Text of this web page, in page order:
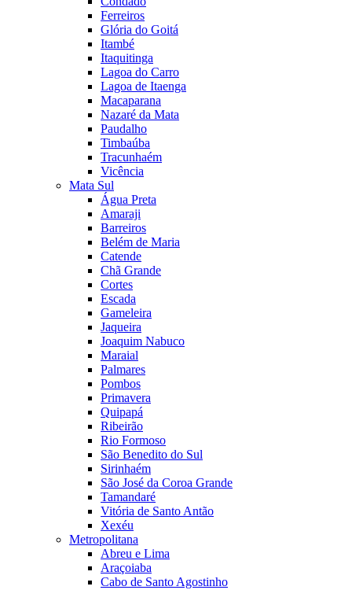
Ferreiros
Glória do Goitá
Itambé
Itaquitinga
Lagoa do Carro
Lagoa de Itaenga
Macaparana
Nazaré da Mata
Paudalho
Timbaúba
Tracunhaém
Vicência
Mata Sul
Água Preta
Amaraji
Barreiros
Belém de Maria
Catende
Chã Grande
Cortes
Escada
Gameleira
Jaqueira
Joaquim Nabuco
Maraial
Palmares
Pombos
Primavera
Quipapá
Ribeirão
Rio Formoso
São Benedito do Sul
Sirinhaém
São José da Coroa Grande
Tamandaré
Vitória de Santo Antão
Xexéu
Metropolitana
Abreu e Lima
Araçoiaba
Cabo de Santo Agostinho